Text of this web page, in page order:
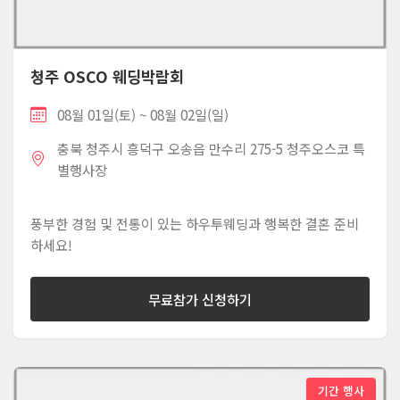
청주 OSCO 웨딩박람회
08월 01일(토) ~ 08월 02일(일)
충북 청주시 흥덕구 오송읍 만수리 275-5 청주오스코 특
별행사장
풍부한 경험 및 전통이 있는 하우투웨딩과 행복한 결혼 준비
하세요!
무료참가 신청하기
기간 행사